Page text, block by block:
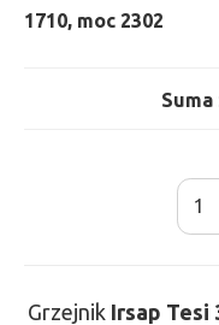
1710, moc 2302
Suma
ilość
Grzejnik Irsap Tesi